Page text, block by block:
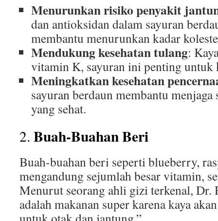
Menurunkan risiko penyakit
dan antioksidan dalam sayuran
membantu menurunkan kadar
Mendukung kesehatan tulang:
vitamin K, sayuran ini penting untuk
Meningkatkan kesehatan
sayuran berdaun membantu menjaga
yang sehat.
2. Buah-Buahan Beri
Buah-buahan beri seperti blueberry,
mengandung sejumlah besar vitamin,
Menurut seorang ahli gizi terkenal,
adalah makanan super karena kaya